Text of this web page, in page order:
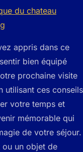
appris dans ce
bien équipé
prochaine visite
utilisant ces conseils
votre temps et
mémorable qui
de votre séjour.
ou un objet de